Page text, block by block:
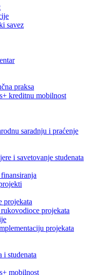
savez
praksa
kreditnu mobilnost
saradnju i praćenje
i savetovanje studenata
projekata
projekata
projekata
i studenata
mobilnost